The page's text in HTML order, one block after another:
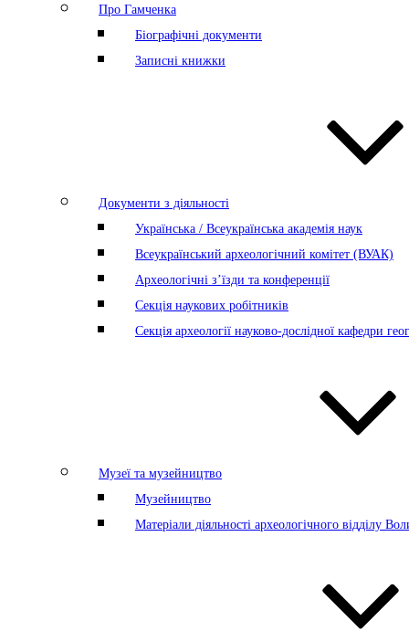
Про Гамченка
Біографічні документи
Записні книжки
Документи з діяльності
Українська / Всеукраїнська академія наук
Всеукраїнський археологічний комітет (ВУАК)
Археологічні з’їзди та конференції
Секція наукових робітників
Секція археології науково-дослідної кафедри
Музеї та музейництво
Музейництво
Матеріали діяльності археологічного відділу